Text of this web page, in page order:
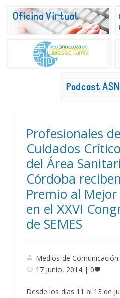
Profesionales
Cuidados
del Área
Córdoba
Premio al
en el XXVI
de SEMES
Medios de Comunicación
17 junio, 2014
0
Desde los días 11 al 13 de